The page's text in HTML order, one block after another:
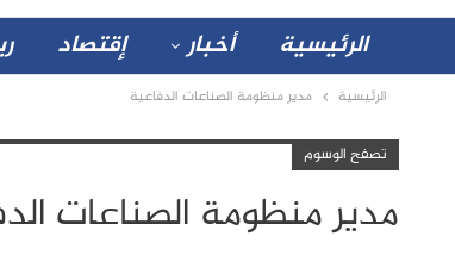
الرئيسية أخبار إقتصاد
الرئيسية مدير منظومة الصناعات الدفاعية
تصفح الوسوم
مدير منظومة الصناعات